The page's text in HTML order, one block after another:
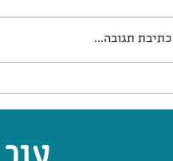
מלבי טורקי אמיתי
כתיבת תגובה...